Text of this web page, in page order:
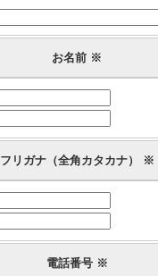
お名前 ※
フリガナ（全角カタカナ） ※
電話番号 ※